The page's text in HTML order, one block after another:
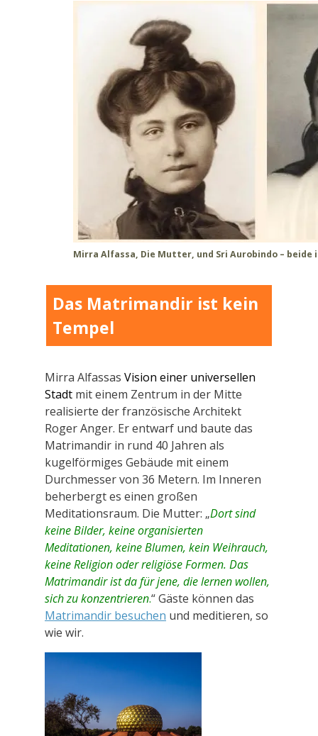
Mirra Alfassa, Die Mutter, und Sri Aurobindo – beide
Das Matrimandir ist kein
Tempel
Mirra Alfassas Vision einer universellen
Stadt mit einem Zentrum in der Mitte
realisierte der französische Architekt
Roger Anger. Er entwarf und baute das
Matrimandir in rund 40 Jahren als
kugelförmiges Gebäude mit einem
Durchmesser von 36 Metern. Im Inneren
beherbergt es einen großen
Meditationsraum. Die Mutter: „Dort sind
keine Bilder, keine organisierten
Meditationen, keine Blumen, kein Weihrauch,
keine Religion oder religiöse Formen. Das
Matrimandir ist da für jene, die lernen wollen,
sich zu konzentrieren.“ Gäste können das
Matrimandir besuchen und meditieren, so
wie wir.